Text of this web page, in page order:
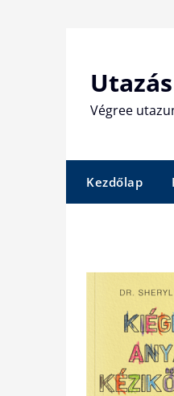
Utazás
Végree
Kezdőlap